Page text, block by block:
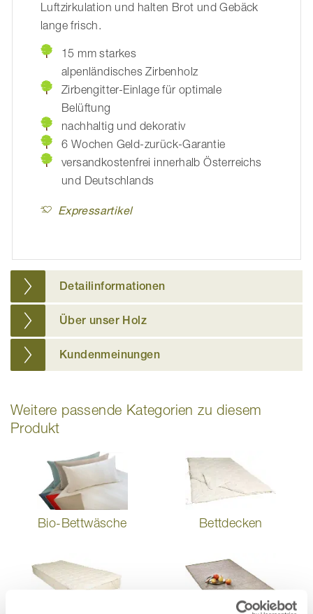
Luftzirkulation und halten Brot und Gebäck
lange frisch.
15 mm starkes
alpenländisches Zirbenholz
Zirbengitter-Einlage für optimale
Belüftung
nachhaltig und dekorativ
6 Wochen Geld-zurück-Garantie
versandkostenfrei innerhalb Österreichs
und Deutschlands
Expressartikel
Detailinformationen
Über unser Holz
Kundenmeinungen
Weitere passende Kategorien zu diesem
Produkt
Bio-Bettwäsche Bettdecken